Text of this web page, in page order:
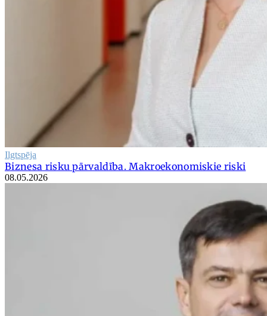
Ilgtspēja
Biznesa risku pārvaldība. Makroekonomiskie riski
08.05.2026